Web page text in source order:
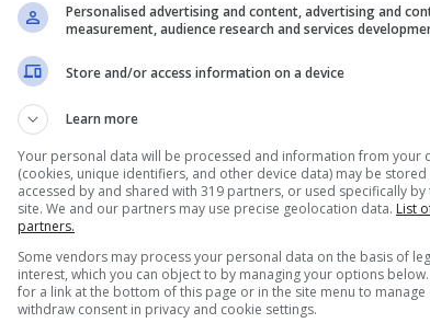
euro al mese, ricordando che il primo
da Sky, canale 209: anche in
foste clienti di Sky Sport e Sky Calcio da
gratuito.
Personalised advertising and content, advertising and
measurement, audience research and services
Store and/or access information on a device
Learn more
Your personal data will be processed and information from your
(cookies, unique identifiers, and other device data) may be stored
accessed by and shared with 319 partners, or used specifically by
site. We and our partners may use precise geolocation data. List
partners.
Some vendors may process your personal data on the basis of
interest, which you can object to by managing your options
for a link at the bottom of this page or in the site menu to manage
withdraw consent in privacy and cookie settings.